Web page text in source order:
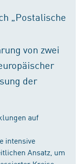
„Postalische
von zwei
der
auf
intensive
Ansatz, um